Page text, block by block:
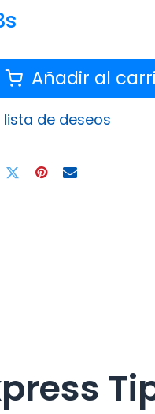
Añadir al
de deseos